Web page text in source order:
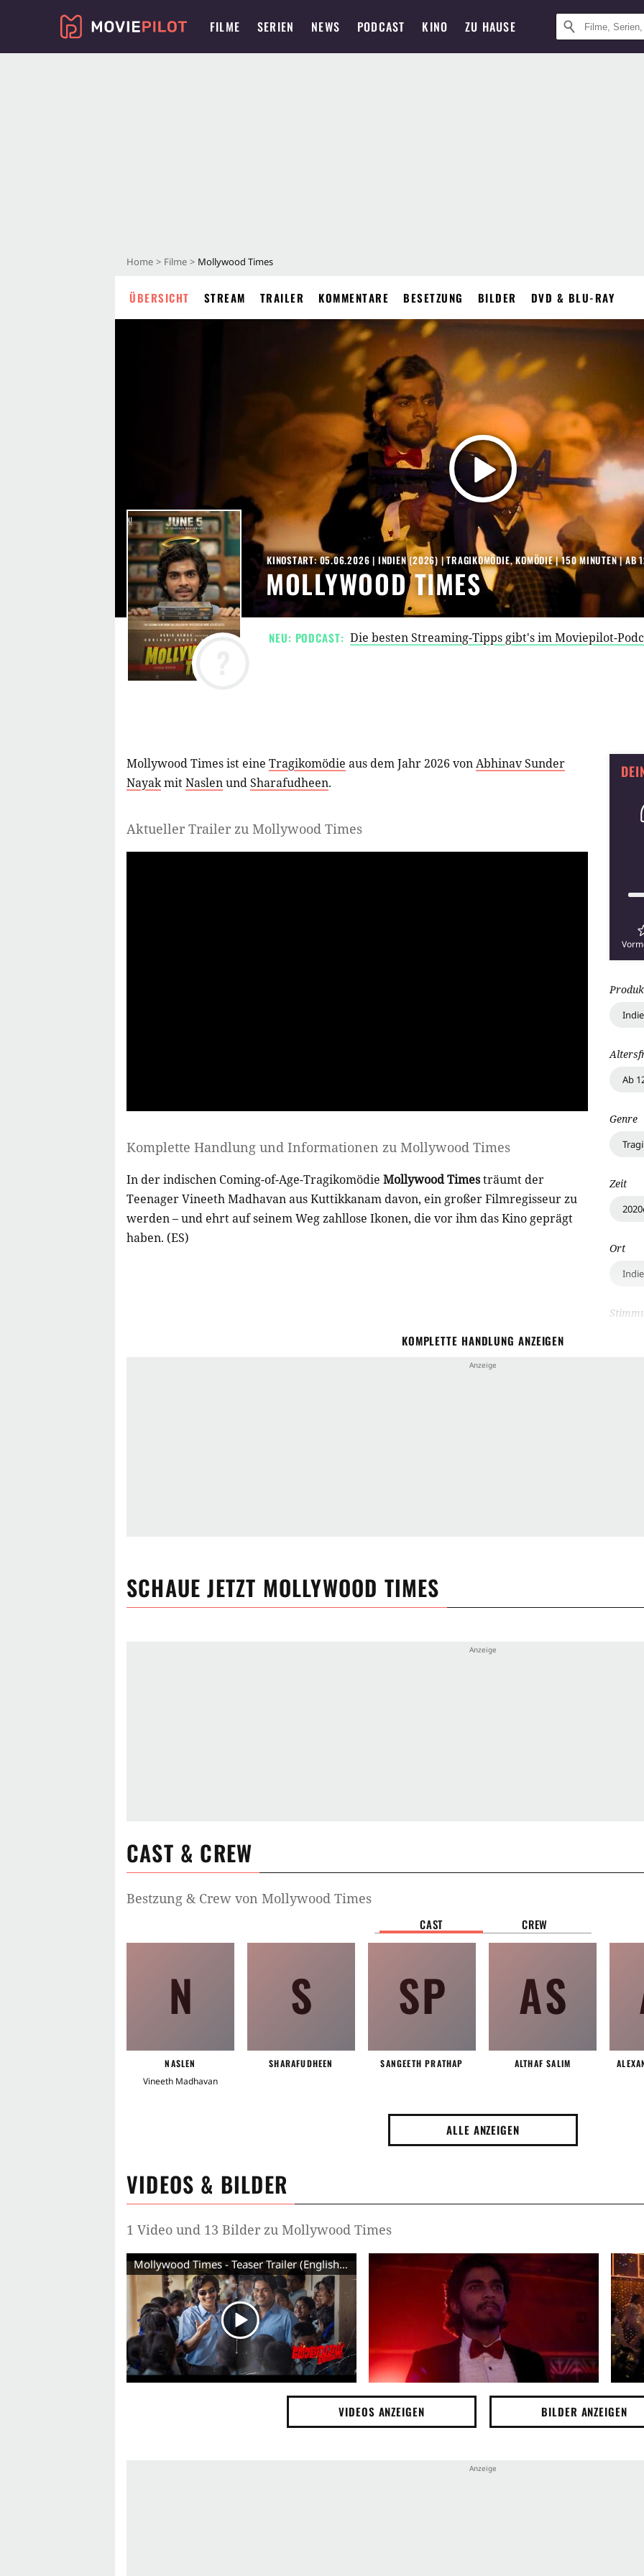
FILME SERIEN NEWS PODCAST KINO ZU HAUSE
Home Filme Mollywood Times
ÜBERSICHT STREAM TRAILER KOMMENTARE BESETZUNG BILDER DVD & BLU-RAY
MOLLYWOOD TIMES
KINOSTART: 05.06.2026 | INDIEN(2026) |TRAGIKOMÖDIE,KOMÖDIE| 150 MINUTEN|AB
NEU: PODCAST: Die besten Streaming-Tipps gibt's im Moviepilot-
Mollywood Times ist eine Tragikomödie aus dem Jahr 2026 vonAbhinav Sunder
NayakmitNaslenundSharafudheen.
Aktueller Trailer zu Mollywood Times
Komplette Handlung und Informationen zu Mollywood Times
In der indischen Coming-of-Age-Tragikomödie Mollywood Timesträumt der
Teenager Vineeth Madhavan aus Kuttikkanam davon, ein großer Filmregisseur zu
werden – und ehrt auf seinem Weg zahllose Ikonen, die vor ihm das Kino geprägt
haben. (ES)
Ab
Genre
Zeit
Ort
KOMPLETTE HANDLUNG ANZEIGEN
SCHAUE JETZT MOLLYWOOD TIMES
CAST & CREW
Bestzung & Crew von Mollywood Times
CAST CREW
N
NASLEN
Vineeth Madhavan
S
SHARAFUDHEEN
SP
SANGEETH PRATHAP
AS
ALTHAF SALIM
ALLE ANZEIGEN
VIDEOS & BILDER
1 Video und 13 Bilder zu Mollywood Times
Mollywood Times - Teaser Trailer (English) HD
VIDEOS ANZEIGEN BILDER ANZEIGEN